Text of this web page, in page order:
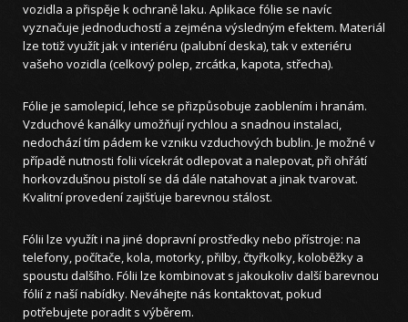
vozidla a přispěje k ochraně laku. Aplikace fólie se navíc
vyznačuje jednoduchostí a zejména výsledným efektem. Materiál
lze totiž využít jak v interiéru (palubní deska), tak v exteriéru
vašeho vozidla (celkový polep, zrcátka, kapota, střecha).
Fólie je samolepicí, lehce se přizpůsobuje zaoblením i hranám.
Vzduchové kanálky umožňují rychlou a snadnou instalaci,
nedochází tím pádem ke vzniku vzduchových bublin. Je možné v
případě nutnosti folii vícekrát odlepovat a nalepovat, při ohřátí
horkovzdušnou pistolí se dá dále natahovat a jinak tvarovat.
Kvalitní provedení zajišťuje barevnou stálost.
Fólii lze využít i na jiné dopravní prostředky nebo přístroje: na
telefony, počítače, kola, motorky, přilby, čtyřkolky, koloběžky a
spoustu dalšího. Fólii lze kombinovat s jakoukoliv další barevnou
fólií z naší nabídky. Neváhejte nás kontaktovat, pokud
potřebujete poradit s výběrem.